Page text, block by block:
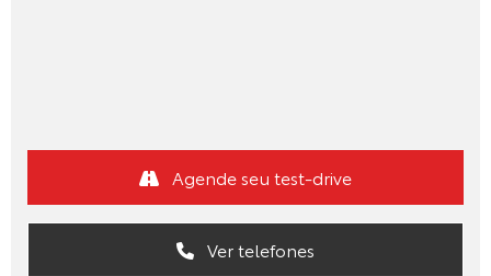
Ver telefones
Agende seu test-drive